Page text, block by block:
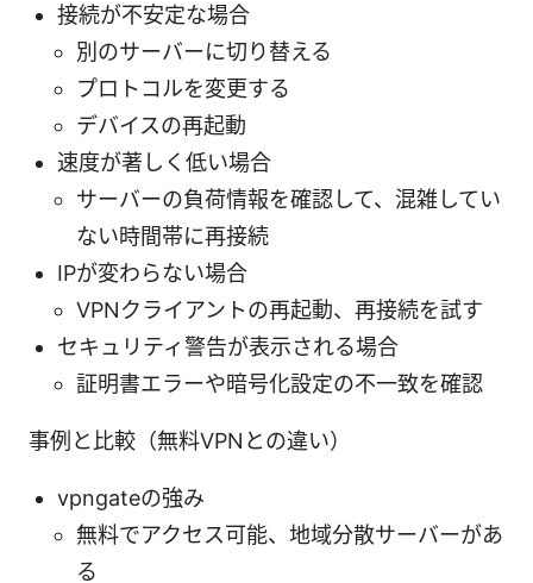
接続が不安定な場合
別のサーバーに切り替える
プロトコルを変更する
デバイスの再起動
速度が著しく低い場合
サーバーの負荷情報を確認して、混雑してい
ない時間帯に再接続
IPが変わらない場合
VPNクライアントの再起動、再接続を試す
セキュリティ警告が表示される場合
証明書エラーや暗号化設定の不一致を確認
事例と比較（無料VPNとの違い）
vpngateの強み
無料でアクセス可能、地域分散サーバーがあ
る